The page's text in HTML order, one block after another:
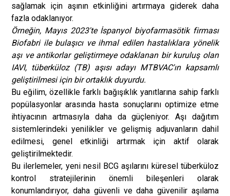
sağlamak için aşının etkinliğini artırmaya giderek daha
fazla odaklanıyor.
Örneğin, Mayıs 2023'te İspanyol biyofarmasötik firması
Biofabri ile bulaşıcı ve ihmal edilen hastalıklara yönelik
aşı ve antikorlar geliştirmeye odaklanan bir kuruluş olan
IAVI, tüberküloz (TB) aşısı adayı MTBVAC'ın kapsamlı
geliştirilmesi için bir ortaklık duyurdu.
Bu eğilim, özellikle farklı bağışıklık yanıtlarına sahip farklı
popülasyonlar arasında hasta sonuçlarını optimize etme
ihtiyacının artmasıyla daha da güçleniyor. Aşı dağıtım
sistemlerindeki yenilikler ve gelişmiş adjuvanların dahil
edilmesi, genel etkinliği artırmak için aktif olarak
geliştirilmektedir.
Bu ilerlemeler, yeni nesil BCG aşılarını küresel tüberküloz
kontrol stratejilerinin önemli bileşenleri olarak
konumlandırıyor, daha güvenli ve daha güvenilir aşılama